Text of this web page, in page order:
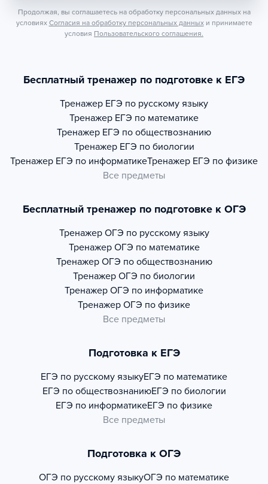
Продолжая, вы соглашаетесь на обработку персональных данных на
условиях Согласия на обработку персональных данных и принимаете
условия Пользовательского соглашения.
Бесплатный тренажер по подготовке к ЕГЭ
Тренажер ЕГЭ по русскому языку
Тренажер ЕГЭ по математике
Тренажер ЕГЭ по обществознанию
Тренажер ЕГЭ по биологии
Тренажер ЕГЭ по информатикеТренажер ЕГЭ по физике
Все предметы
Бесплатный тренажер по подготовке к ОГЭ
Тренажер ОГЭ по русскому языку
Тренажер ОГЭ по математике
Тренажер ОГЭ по обществознанию
Тренажер ОГЭ по биологии
Тренажер ОГЭ по информатике
Тренажер ОГЭ по физике
Все предметы
Подготовка к ЕГЭ
ЕГЭ по русскому языкуЕГЭ по математике
ЕГЭ по обществознаниюЕГЭ по биологии
ЕГЭ по информатикеЕГЭ по физике
Все предметы
Подготовка к ОГЭ
ОГЭ по русскому языкуОГЭ по математике